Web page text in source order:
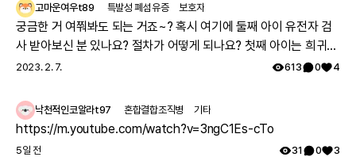
- 레어메이트 배지를 부여받아 보다 영향력 있는 회원이 될
수 있습니다. - 왕성한 활동을 기대하는 마음으로 레어노트
굿즈를 드립니다. - 내가 작성한 건강 설문이 다른 환자를 위
한 주요한 통계 자료로 이용됩니다. - 추첨을 통해 내 사연이
동을 하게 될까요? - 레어메이트는 레어노트를 대표해 커뮤
니티 생태계를 만들고 활동하는 회원입니다. - 내가 겪은 치
료 경험을 공유해 다른 레어노트 회원들의 귀감이 됩니다. -
고마운여우t89 특발성 폐섬유증 보호자
궁금한 거 여쭤봐도 되는 거죠~? 혹시 여기에 둘째 아이 유전자 검
사 받아보신 분 있나요? 절차가 어떻게 되나요? 첫째 아이는 희귀질
환 진단받았고, 당시에 애기 아빠랑 저랑 유전자 검사했는데 돌연변
걱정스러워서리.. 다들 몇주차에 무슨 검사하셨나요? 도움 좀 주심
감사하겠습니다.
2023. 2. 7. 613 0 4
낙천적인코알라t97 혼합결합조직병 기타
https://m.youtube.com/watch?v=3ngC1Es-cTo
5일 전 31 0 3